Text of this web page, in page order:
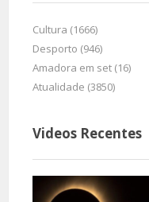
Cultura (1666)
Desporto (946)
Amadora em set (16)
Atualidade (3850)
Videos Recentes